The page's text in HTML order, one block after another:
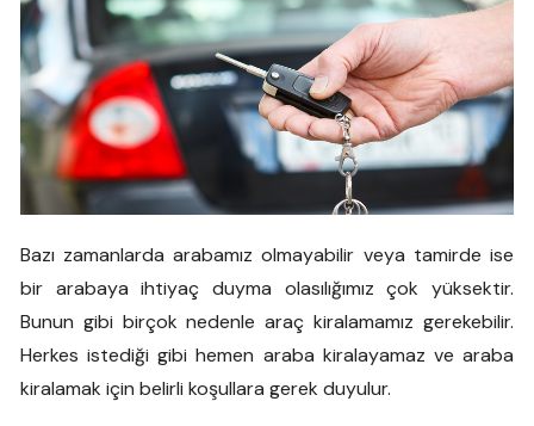
Bazı zamanlarda arabamız olmayabilir veya tamirde ise
bir arabaya ihtiyaç duyma olasılığımız çok yüksektir.
Bunun gibi birçok nedenle araç kiralamamız gerekebilir.
Herkes istediği gibi hemen araba kiralayamaz ve araba
kiralamak için belirli koşullara gerek duyulur.